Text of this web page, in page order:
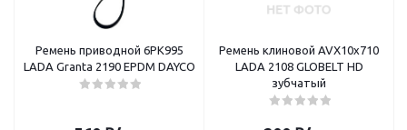
Ремень приводной 6PK995
LADA Granta 2190 EPDM DAYCO
Ремень клиновой AVX10x710
LADA 2108 GLOBELT HD
зубчатый